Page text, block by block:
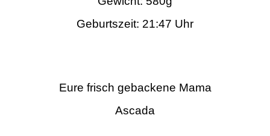
Geburtszeit: 21:47 Uhr
Eure frisch gebackene Mama
Ascada